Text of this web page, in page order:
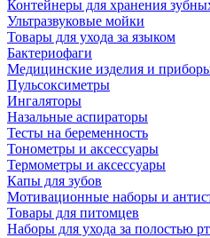
Контейнеры для хранения
Ультразвуковые мойки
Товары для ухода за языком
Бактериофаги
Медицинские изделия и
Пульсоксиметры
Ингаляторы
Назальные аспираторы
Тесты на беременность
Тонометры и аксессуары
Термометры и аксессуары
Капы для зубов
Мотивационные наборы и
Товары для питомцев
Наборы для ухода за полостью